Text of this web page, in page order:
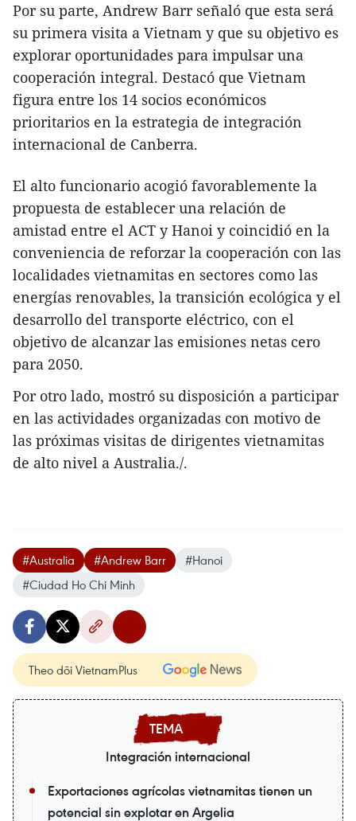
Por su parte, Andrew Barr señaló que esta será
su primera visita a Vietnam y que su objetivo es
explorar oportunidades para impulsar una
cooperación integral. Destacó que Vietnam
figura entre los 14 socios económicos
prioritarios en la estrategia de integración
internacional de Canberra.
El alto funcionario acogió favorablemente la
propuesta de establecer una relación de
amistad entre el ACT y Hanoi y coincidió en la
conveniencia de reforzar la cooperación con las
localidades vietnamitas en sectores como las
energías renovables, la transición ecológica y el
desarrollo del transporte eléctrico, con el
objetivo de alcanzar las emisiones netas cero
para 2050.
Por otro lado, mostró su disposición a participar
en las actividades organizadas con motivo de
las próximas visitas de dirigentes vietnamitas
de alto nivel a Australia./.
#Australia #Andrew Barr
#Hanoi
#Ciudad Ho Chi Minh
Theo dõi VietnamPlus
Integración internacional
Exportaciones agrícolas vietnamitas tienen un
potencial sin explotar en Argelia